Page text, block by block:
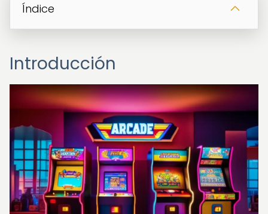
Índice
Introducción